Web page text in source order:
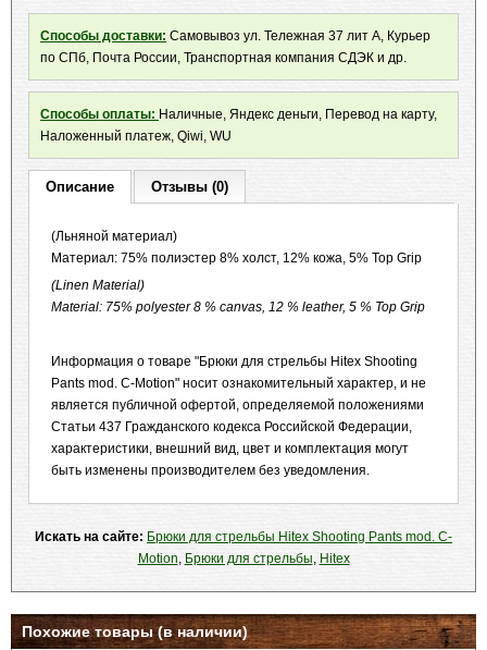
Способы доставки: Самовывоз ул. Тележная 37 лит А, Курьер
по СПб, Почта России, Транспортная компания СДЭК и др.
Способы оплаты: Наличные, Яндекс деньги, Перевод на карту,
Наложенный платеж, Qiwi, WU
Описание Отзывы (0)
(Льняной материал)
Материал: 75% полиэстер 8% холст, 12% кожа, 5% Top Grip
(Linen Material)
Material: 75% polyester 8 % canvas, 12 % leather, 5 % Top Grip
Информация о товаре "Брюки для стрельбы Hitex Shooting
Pants mod. C-Motion" носит ознакомительный характер, и не
является публичной офертой, определяемой положениями
Статьи 437 Гражданского кодекса Российской Федерации,
характеристики, внешний вид, цвет и комплектация могут
быть изменены производителем без уведомления.
Искать на сайте: Брюки для стрельбы Hitex Shooting Pants mod. C-
Motion, Брюки для стрельбы, Hitex
Похожие товары (в наличии)